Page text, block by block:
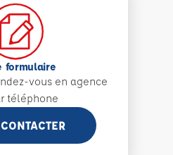
formulaire
vous en agence
téléphone